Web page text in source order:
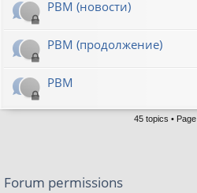
РВМ (новости)
РВМ (продолжение)
РВМ
45 topics • Page
Forum permissions